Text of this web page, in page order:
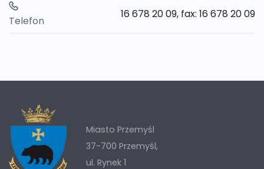
Telefon
16 678 20 09, fax: 16 678 20 09
Miasto Przemyśl
37-700 Przemyśl,
ul. Rynek 1